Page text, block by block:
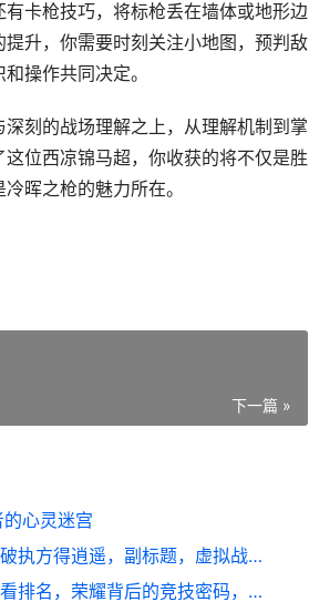
卡枪技巧，将标枪丢在墙体或地形边
升，你需要时刻关注小地图，预判敌
操作共同决定。
刻的战场理解之上，从理解机制到掌
位西凉锦马超，你收获的将不仅是胜
晖之枪的魅力所在。
下一篇 »
心灵迷宫
智者无情攻略，破执方得逍遥，副标题，虚拟战场中的冷静哲学
**王者荣耀怎么看排名，荣耀背后的竞技密码，副标题，段位背后的策略与心态博弈**